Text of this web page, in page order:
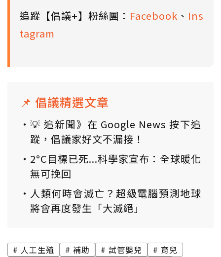
追蹤【倡議+】粉絲團： Facebook 、 Ins
tagram
📌 倡議精選文章
💡 追新聞》在 Google News 按下追
蹤，倡議家好文不漏接！
2°C目標已死...科學家宣布：全球暖化
無可挽回
人類何時會滅亡？超級電腦預測地球
將會再度發生「大滅絕」
人工生殖 補助 試管嬰兒
育兒